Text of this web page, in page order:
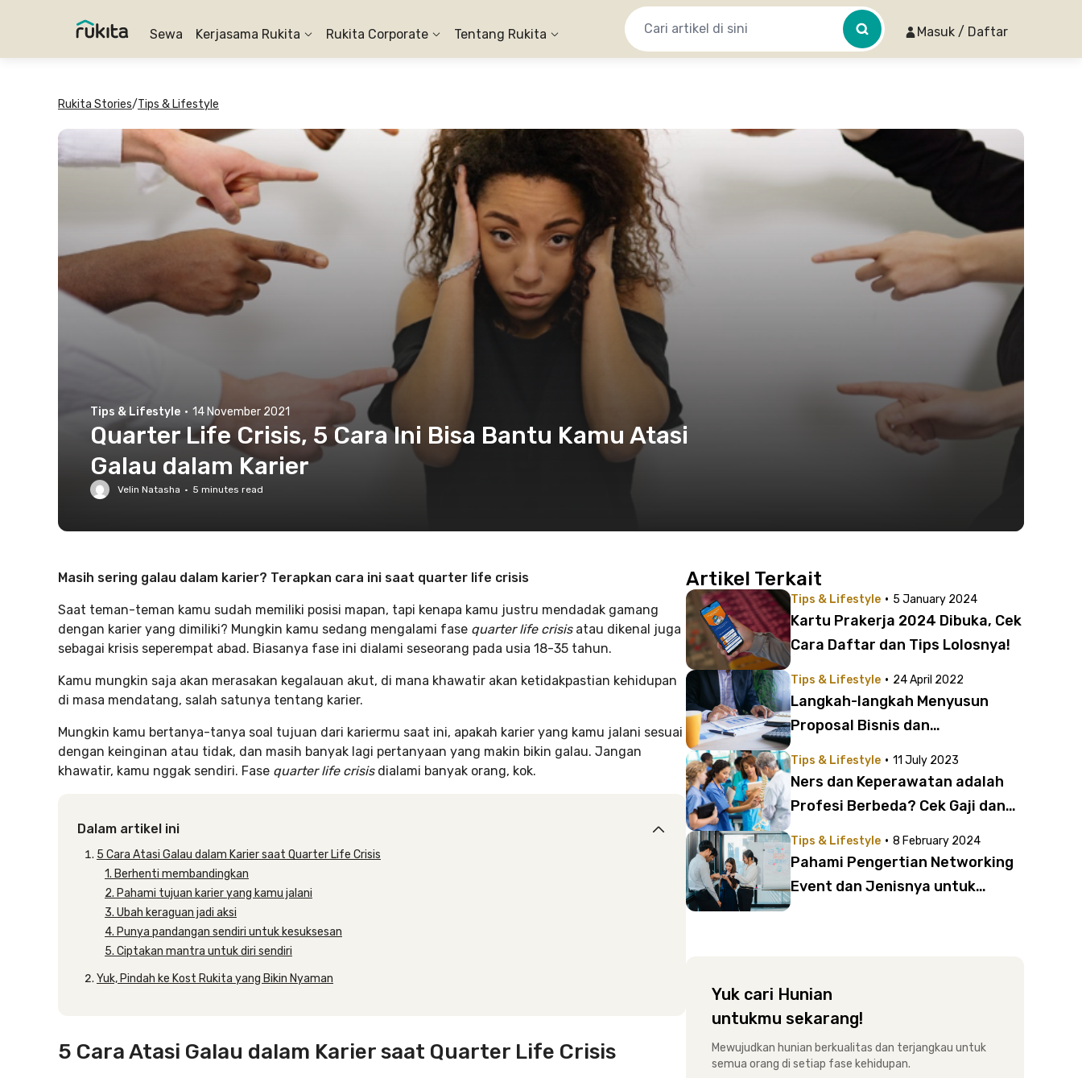
Sewa Kerjasama Rukita Rukita Corporate Tentang Rukita Masuk / Daftar
Rukita Stories/Tips & Lifestyle
Tips & Lifestyle · 14 November 2021
Quarter Life Crisis, 5 Cara Ini Bisa Bantu Kamu Atasi
Galau dalam Karier
Velin Natasha · 5 minutes read
Masih sering galau dalam karier? Terapkan cara ini saat quarter life crisis
Saat teman-teman kamu sudah memiliki posisi mapan, tapi kenapa kamu justru mendadak gamang
dengan karier yang dimiliki? Mungkin kamu sedang mengalami fase quarter life crisis atau dikenal juga
sebagai krisis seperempat abad. Biasanya fase ini dialami seseorang pada usia 18-35 tahun.
Kamu mungkin saja akan merasakan kegalauan akut, di mana khawatir akan ketidakpastian kehidupan
di masa mendatang, salah satunya tentang karier.
Mungkin kamu bertanya-tanya soal tujuan dari kariermu saat ini, apakah karier yang kamu jalani sesuai
dengan keinginan atau tidak, dan masih banyak lagi pertanyaan yang makin bikin galau. Jangan
khawatir, kamu nggak sendiri. Fase quarter life crisisdialami banyak orang, kok.
Dalam artikel ini
5 Cara Atasi Galau dalam Karier saat Quarter Life Crisis
1. Berhenti membandingkan
2. Pahami tujuan karier yang kamu jalani
3. Ubah keraguan jadi aksi
4. Punya pandangan sendiri untuk kesuksesan
5. Ciptakan mantra untuk diri sendiri
Yuk, Pindah ke Kost Rukita yang Bikin Nyaman
5 Cara Atasi Galau dalam Karier saat Quarter Life Crisis
Artikel Terkait
Tips & Lifestyle · 5 January 2024
Kartu Prakerja 2024 Dibuka, Cek
Cara Daftar dan Tips Lolosnya!
Tips & Lifestyle · 24 April 2022
Langkah-langkah Menyusun
Proposal Bisnis dan
Tips & Lifestyle · 11 July 2023
Ners dan Keperawatan adalah
Profesi Berbeda? Cek Gaji dan
Dulu
Tips & Lifestyle · 8 February 2024
Pahami Pengertian Networking
Event dan Jenisnya untuk
Yuk cari Hunian
untukmu sekarang!
Mewujudkan hunian berkualitas dan terjangkau untuk
semua orang di setiap fase kehidupan.